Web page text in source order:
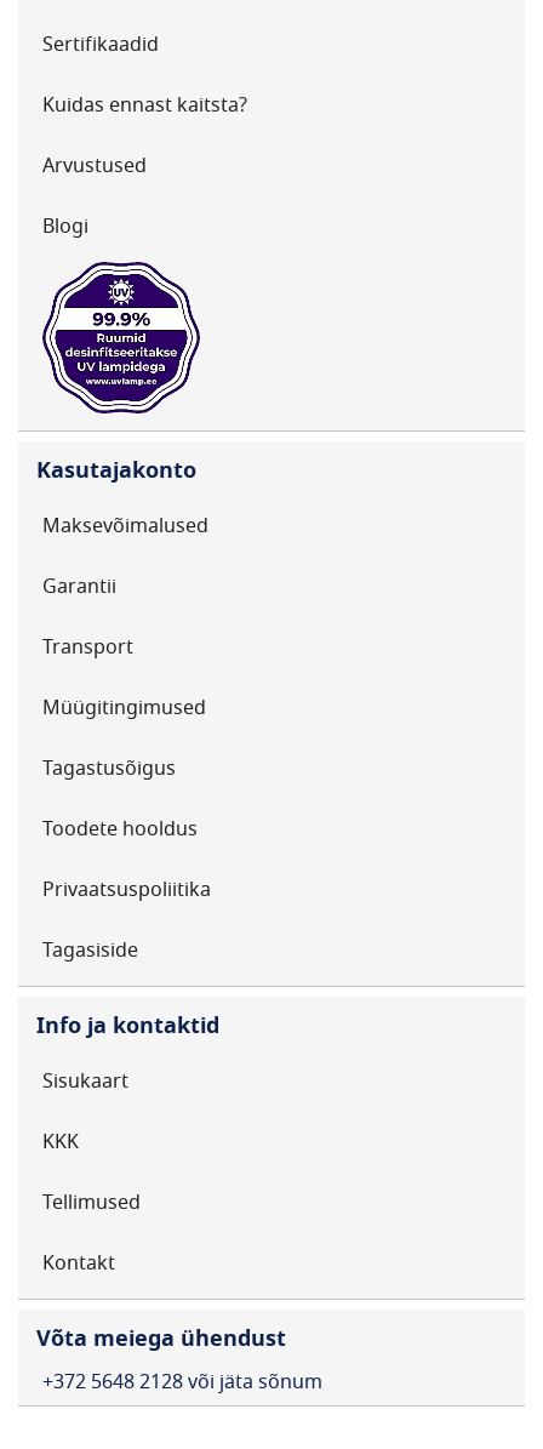
Sertifikaadid
Kuidas ennast kaitsta?
Arvustused
Blogi
Kasutajakonto
Maksevõimalused
Garantii
Transport
Müügitingimused
Tagastusõigus
Toodete hooldus
Privaatsuspoliitika
Tagasiside
Info ja kontaktid
Sisukaart
KKK
Tellimused
Kontakt
Võta meiega ühendust
+372 5648 2128 või jäta sõnum